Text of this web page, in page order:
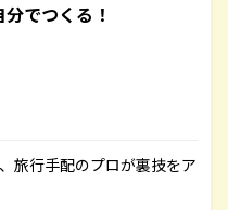
でつくる！
旅行手配のプロが裏技をア